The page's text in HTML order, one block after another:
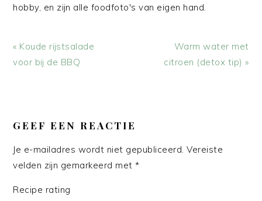
hobby, en zijn alle foodfoto's van eigen hand.
Vorig
bericht:
« Koude rijstsalade
voor bij de BBQ
Volgend
bericht:
Warm water met
citroen (detox tip) »
INTERACTIES
GEEF EEN REACTIE
Je e-mailadres wordt niet gepubliceerd. Vereiste
velden zijn gemarkeerd met*
Recipe rating